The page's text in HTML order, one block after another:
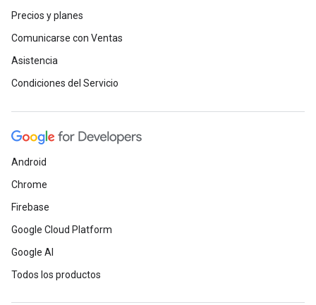
Precios y planes
Comunicarse con Ventas
Asistencia
Condiciones del Servicio
Android
Chrome
Firebase
Google Cloud Platform
Google AI
Todos los productos